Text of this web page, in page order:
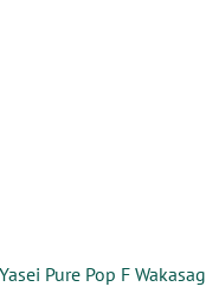
Pure Pop F